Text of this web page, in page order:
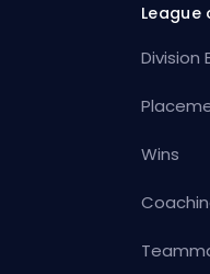
League
Division
Wins